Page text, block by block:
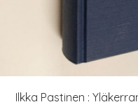
Ilkka Pastinen :